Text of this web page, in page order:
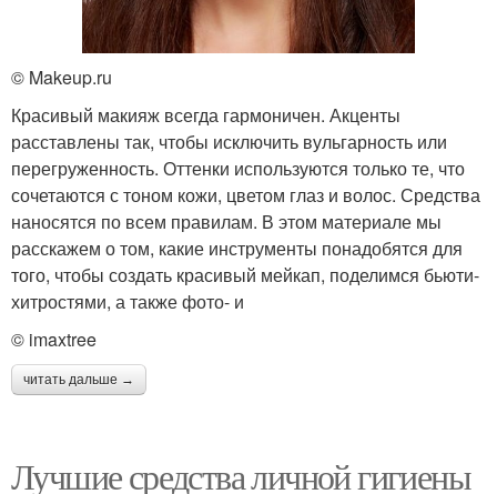
© Makeup.ru
Красивый макияж всегда гармоничен. Акценты
расставлены так, чтобы исключить вульгарность или
перегруженность. Оттенки используются только те, что
сочетаются с тоном кожи, цветом глаз и волос. Средства
наносятся по всем правилам. В этом материале мы
расскажем о том, какие инструменты понадобятся для
того, чтобы создать красивый мейкап, поделимся бьюти-
хитростями, а также фото- и
© imaxtree
читать дальше →
Лучшие средства личной гигиены